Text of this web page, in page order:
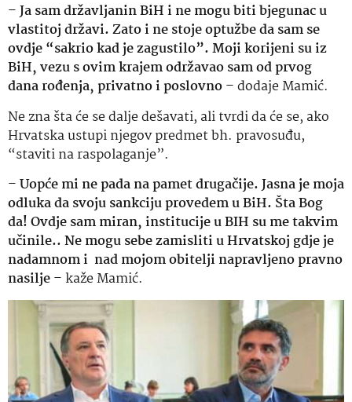
–Ja sam državljanin BiH i ne mogu biti bjegunac u
vlastitoj državi. Zato i ne stoje optužbe da sam se
ovdje “sakrio kad je zagustilo”. Moji korijeni su iz
BiH, vezu s ovim krajem održavao sam od prvog
dana rođenja, privatno i poslovno– dodaje Mamić.
Ne zna šta će se dalje dešavati, ali tvrdi da će se, ako
Hrvatska ustupi njegov predmet bh. pravosuđu,
“staviti na raspolaganje”.
–Uopće mi ne pada na pamet drugačije. Jasna je moja
odluka da svoju sankciju provedem u BiH. Šta Bog
da! Ovdje sam miran, institucije u BIH su me takvim
učinile.. Ne mogu sebe zamisliti u Hrvatskoj gdje je
nadamnom i nad mojom obitelji napravljeno pravno
nasilje– kaže Mamić.